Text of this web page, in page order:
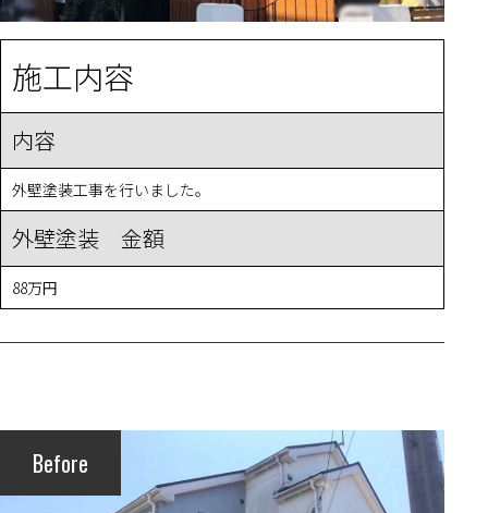
施工内容
内容
外壁塗装工事を行いました。
外壁塗装 金額
88万円
Before